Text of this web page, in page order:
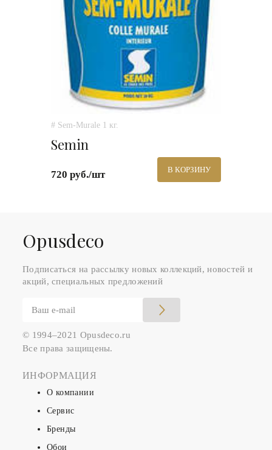
# Sem-Murale 1 кг.
Semin
720 руб./шт В КОРЗИНУ
Оpusdeco
Подписаться на рассылку новых коллекций, новостей и
акций, специальных предложений
© 1994–2021 Opusdeco.ru
Все права защищены.
ИНФОРМАЦИЯ
О компании
Сервис
Бренды
Обои